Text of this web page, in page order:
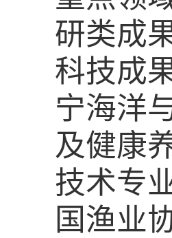
研类成
科技成
宁海洋
及健康
技术专
国渔业